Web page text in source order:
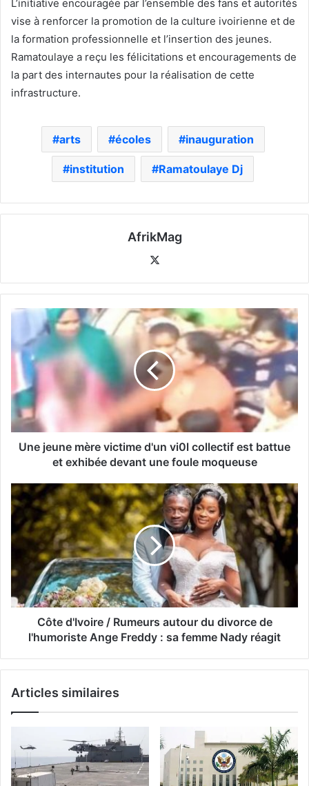
L’initiative encouragée par l’ensemble des fans et autorités
vise à renforcer la promotion de la culture ivoirienne et de
la formation professionnelle et l’insertion des jeunes.
Ramatoulaye a reçu les félicitations et encouragements de
la part des internautes pour la réalisation de cette
infrastructure.
arts écoles inauguration
institution Ramatoulaye Dj
AfrikMag
Une jeune mère victime d'un vi0l collectif est battue
et exhibée devant une foule moqueuse
Côte d'Ivoire / Rumeurs autour du divorce de
l'humoriste Ange Freddy : sa femme Nady réagit
Articles similaires